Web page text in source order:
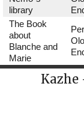
library
The Book
about
Blanche and
Marie
Per